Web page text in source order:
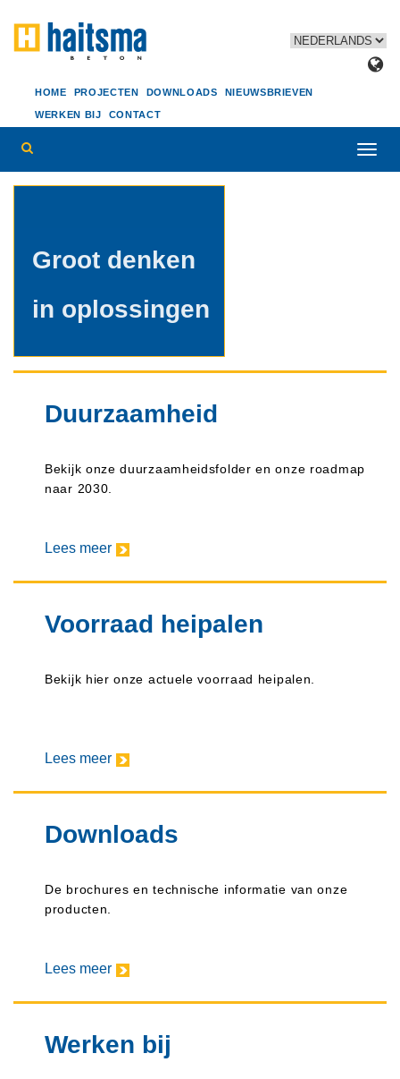
HOME PROJECTEN DOWNLOADS NIEUWSBRIEVEN
WERKEN BIJ CONTACT
Groot denken
in oplossingen
Duurzaamheid
Bekijk onze duurzaamheidsfolder en onze roadmap
naar 2030.
Lees meer
Voorraad heipalen
Bekijk hier onze actuele voorraad heipalen.
Lees meer
Downloads
De brochures en technische informatie van onze
producten.
Lees meer
Werken bij